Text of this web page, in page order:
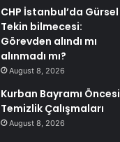
CHP İstanbul’da Gürsel
Tekin bilmecesi:
Görevden alındı mı
alınmadı mı?
August 8, 2026
Kurban Bayramı Öncesi
Temizlik Çalışmaları
August 8, 2026